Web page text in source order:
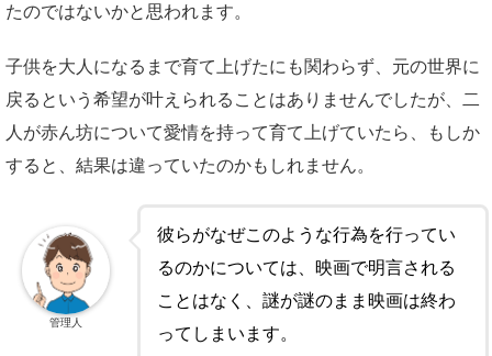
たのではないかと思われます。
子供を大人になるまで育て上げたにも関わらず、元の世界に
戻るという希望が叶えられることはありませんでしたが、二
人が赤ん坊について愛情を持って育て上げていたら、もしか
すると、結果は違っていたのかもしれません。
彼らがなぜこのような行為を行ってい
るのかについては、映画で明言される
ことはなく、謎が謎のまま映画は終わ
ってしまいます。
管理人